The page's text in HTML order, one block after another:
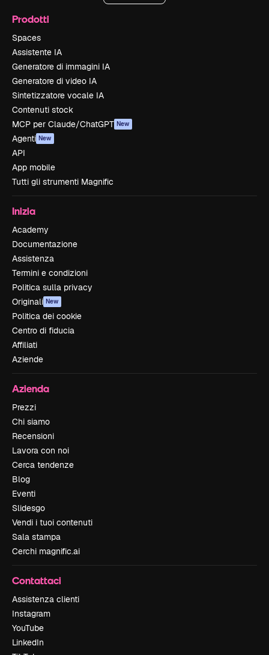
Prodotti
Spaces
Assistente IA
Generatore di immagini IA
Generatore di video IA
Sintetizzatore vocale IA
Contenuti stock
MCP per Claude/ChatGPT New
Agenti New
API
App mobile
Tutti gli strumenti Magnific
Inizia
Academy
Documentazione
Assistenza
Termini e condizioni
Politica sulla privacy
Originali New
Politica dei cookie
Centro di fiducia
Affiliati
Aziende
Azienda
Prezzi
Chi siamo
Recensioni
Lavora con noi
Cerca tendenze
Blog
Eventi
Slidesgo
Vendi i tuoi contenuti
Sala stampa
Cerchi magnific.ai
Contattaci
Assistenza clienti
Instagram
YouTube
LinkedIn